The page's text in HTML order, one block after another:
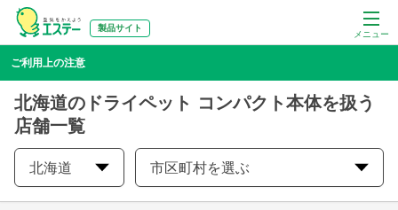
メニュー
製品サイト
ご利用上の注意
北海道のドライペット コンパクト本体を扱う
店舗一覧
北海道 市区町村を選ぶ